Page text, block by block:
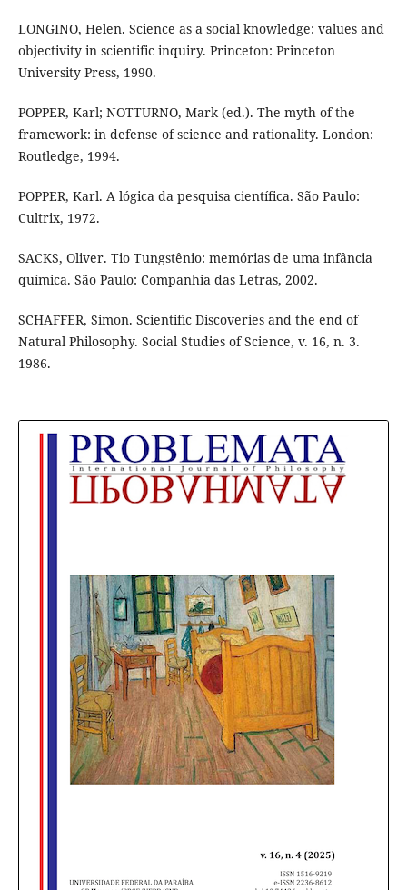
LONGINO, Helen. Science as a social knowledge: values and
objectivity in scientific inquiry. Princeton: Princeton
University Press, 1990.
POPPER, Karl; NOTTURNO, Mark (ed.). The myth of the
framework: in defense of science and rationality. London:
Routledge, 1994.
POPPER, Karl. A lógica da pesquisa científica. São Paulo:
Cultrix, 1972.
SACKS, Oliver. Tio Tungstênio: memórias de uma infância
química. São Paulo: Companhia das Letras, 2002.
SCHAFFER, Simon. Scientific Discoveries and the end of
Natural Philosophy. Social Studies of Science, v. 16, n. 3.
1986.